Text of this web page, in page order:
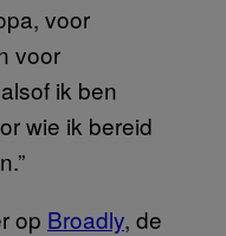
voor
voor
ik ben
wie ik bereid
op Broadly, de